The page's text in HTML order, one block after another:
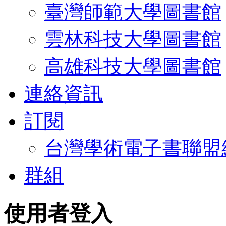
臺灣師範大學圖書館
雲林科技大學圖書館
高雄科技大學圖書館
連絡資訊
訂閱
台灣學術電子書聯
群組
使用者登入